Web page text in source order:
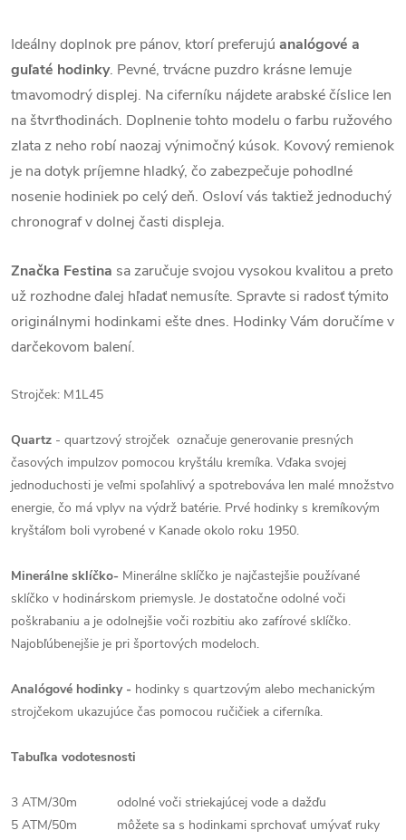
Ideálny doplnok pre pánov, ktorí preferujú analógové a
guľaté hodinky. Pevné, trvácne puzdro krásne lemuje
tmavomodrý displej. Na ciferníku nájdete arabské číslice len
na štvrťhodinách. Doplnenie tohto modelu o farbu ružového
zlata z neho robí naozaj výnimočný kúsok. Kovový remienok
je na dotyk príjemne hladký, čo zabezpečuje pohodlné
nosenie hodiniek po celý deň. Osloví vás taktiež jednoduchý
chronograf v dolnej časti displeja.
Značka Festina sa zaručuje svojou vysokou kvalitou a preto
už rozhodne ďalej hľadať nemusíte. Spravte si radosť týmito
originálnymi hodinkami ešte dnes. Hodinky Vám doručíme v
darčekovom balení.
Strojček: M1L45
Quartz - quartzový strojček označuje generovanie presných
časových impulzov pomocou kryštálu kremíka. Vďaka svojej
jednoduchosti je veľmi spoľahlivý a spotrebováva len malé množstvo
energie, čo má vplyv na výdrž batérie. Prvé hodinky s kremíkovým
kryštáľom boli vyrobené v Kanade okolo roku 1950.
Minerálne sklíčko- Minerálne sklíčko je najčastejšie používané
sklíčko v hodinárskom priemysle. Je dostatočne odolné voči
poškrabaniu a je odolnejšie voči rozbitiu ako zafírové sklíčko.
Najobľúbenejšie je pri športových modeloch.
Analógové hodinky - hodinky s quartzovým alebo mechanickým
strojčekom ukazujúce čas pomocou ručičiek a ciferníka.
Tabuľka vodotesnosti
3 ATM/30m odolné voči striekajúcej vode a dažďu
5 ATM/50m môžete sa s hodinkami sprchovať umývať ruky